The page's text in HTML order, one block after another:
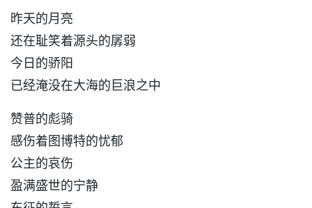
昨天的月亮
还在耻笑着源头的孱弱
今日的骄阳
已经淹没在大海的巨浪之中
赞普的彪骑
感伤着图博特的忧郁
公主的哀伤
盈满盛世的宁静